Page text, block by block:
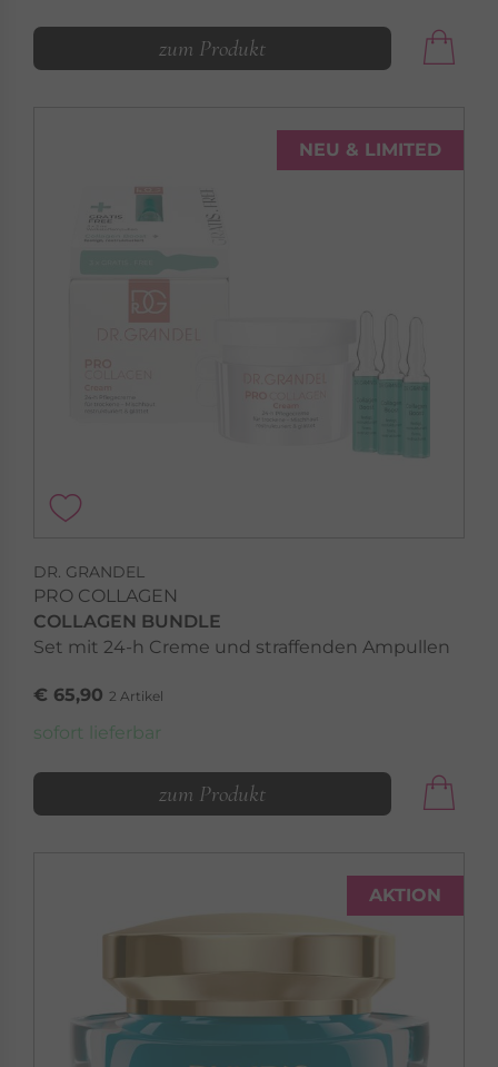
zum Produkt
NEU & LIMITED
DR. GRANDEL
PRO COLLAGEN
COLLAGEN BUNDLE
Set mit 24-h Creme und straffenden Ampullen
€ 65,90 2 Artikel
sofort lieferbar
zum Produkt
AKTION